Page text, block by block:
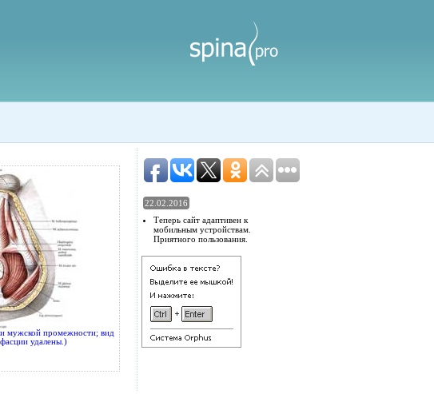
мужской промежности; вид
удалены.)
22.02.2016
Теперь сайт адаптивен к
мобильным устройствам.
Приятного пользования.